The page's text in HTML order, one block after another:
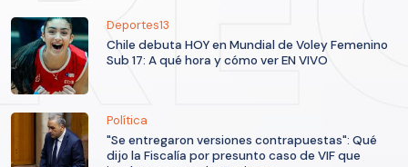
Deportes13
Chile debuta HOY en Mundial de Voley Femenino
Sub 17: A qué hora y cómo ver EN VIVO
Política
"Se entregaron versiones contrapuestas": Qué
dijo la Fiscalía por presunto caso de VIF que